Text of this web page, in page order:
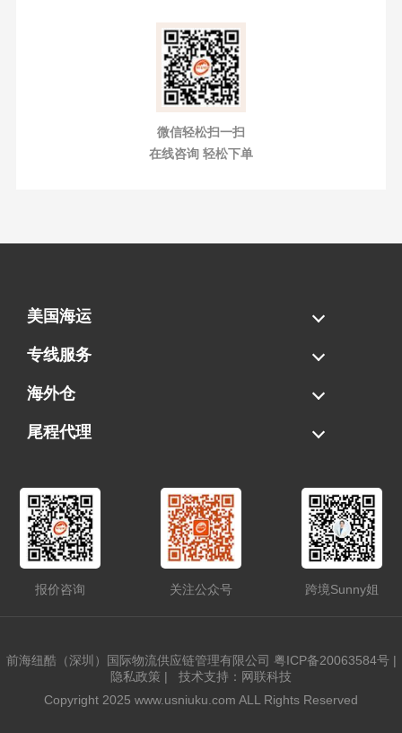
微信轻松扫一扫
在线咨询 轻松下单
美国海运
海运拼柜
海运整柜
美国海卡
加拿大海运
专线服务
FBA专线直送
超大件专线
AWD专线
电池专线
海外仓
一件代发
FBA中转
贴标换标
拆柜/存储
尾程代理
报价咨询 关注公众号 跨境Sunny姐
前海纽酷（深圳）国际物流供应链管理有限公司 粤ICP备20063584号|
隐私政策 |
技术支持：网联科技
Copyright 2025 www.usniuku.com ALL Rights Reserved